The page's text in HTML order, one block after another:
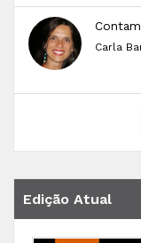
Carla
Edição Atual